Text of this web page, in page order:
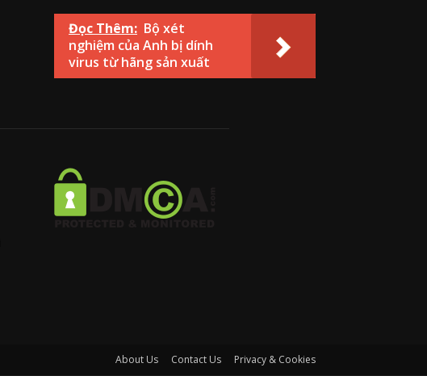
Đọc Thêm: Bộ xét
nghiệm của Anh bị dính
virus từ hãng sản xuất
About Us Contact Us Privacy & Cookies